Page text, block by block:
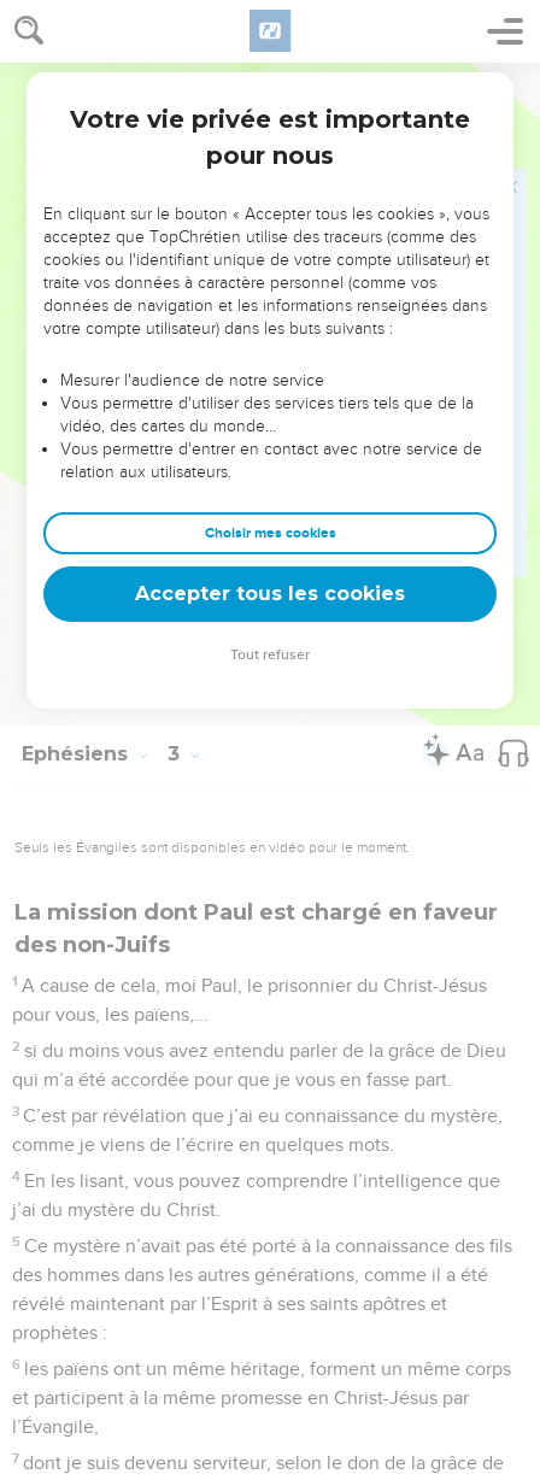
Ephésiens 2
en détruisant le mur de séparation, l’inimitié.
Il a dans sa chair annulé la loi avec ses commandements et
leurs dispositions, pour créer en sa personne, avec les deux,
un seul homme nouveau en faisant la paix,
et pour les réconcilier avec Dieu tous deux en un seul
Il est venu annoncer comme une bonne nouvelle, la paix à
vous qui étiez loin et la paix à ceux qui étaient proches ;
car par lui, nous avons les uns et les autres accès auprès
du Père dans un même Esprit.
Ainsi donc, vous n’êtes plus des étrangers ni des gens de
passage ; mais vous êtes concitoyens des saints, membres
de la famille de Dieu.
Vous avez été édifiés sur le fondement des apôtres et des
prophètes, Jésus-Christ lui-même étant la pierre de l’angle.
temple saint dans le Seigneur.
En lui, vous aussi, vous êtes édifiés ensemble pour être
une habitation de Dieu en Esprit.
© Société biblique française – Bibli’O, 1978, avec autorisation. Pour vous procurer
Ephésiens 3
Seuls les Évangiles sont disponibles en vidéo pour le moment.
La mission dont Paul est chargé en faveur
des non-Juifs
1 A cause de cela, moi Paul, le prisonnier du Christ-Jésus
pour vous, les païens,...
2 si du moins vous avez entendu parler de la grâce de Dieu
qui m’a été accordée pour que je vous en fasse part.
3 C’est par révélation que j’ai eu connaissance du mystère,
comme je viens de l’écrire en quelques mots.
4 En les lisant, vous pouvez comprendre l’intelligence que
j’ai du mystère du Christ.
5 Ce mystère n’avait pas été porté à la connaissance des fils
des hommes dans les autres générations, comme il a été
révélé maintenant par l’Esprit à ses saints apôtres et
prophètes :
6 les païens ont un même héritage, forment un même corps
et participent à la même promesse en Christ-Jésus par
l’Évangile,
7 dont je suis devenu serviteur, selon le don de la grâce de
Votre vie privée est importante
pour nous
En cliquant sur le bouton « Accepter tous les cookies », vous
acceptez que TopChrétien utilise des traceurs (comme des
cookies ou l'identifiant unique de votre compte utilisateur) et
traite vos données à caractère personnel (comme vos
données de navigation et les informations renseignées dans
votre compte utilisateur) dans les buts suivants :
Mesurer l'audience de notre service
Vous permettre d'utiliser des services tiers tels que de la
vidéo, des cartes du monde…
Vous permettre d'entrer en contact avec notre service de
relation aux utilisateurs.
Choisir mes cookies
Accepter tous les cookies
Tout refuser